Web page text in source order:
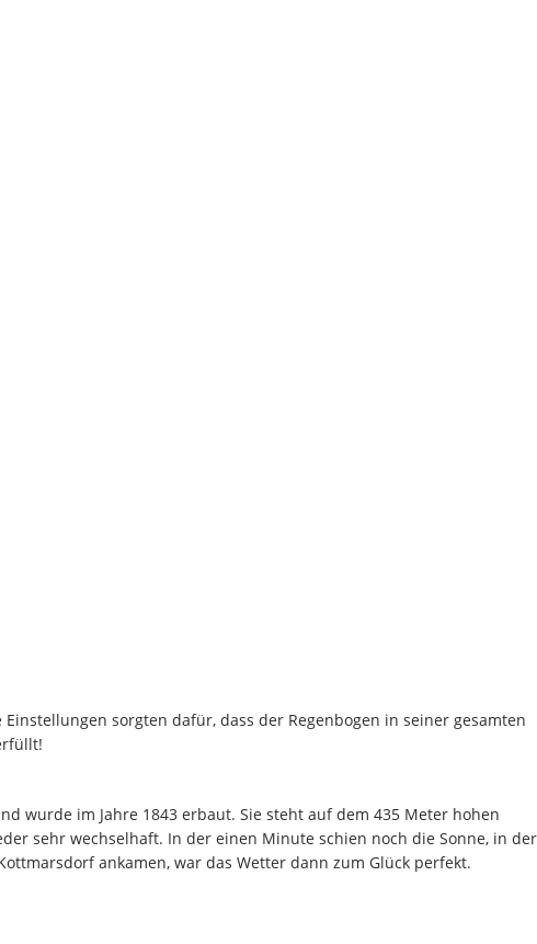
sorgten dafür, dass der Regenbogen in seiner gesamten
wurde im Jahre 1843 erbaut. Sie steht auf dem 435 Meter hohen
sehr wechselhaft. In der einen Minute schien noch die Sonne, in der
ankamen, war das Wetter dann zum Glück perfekt.